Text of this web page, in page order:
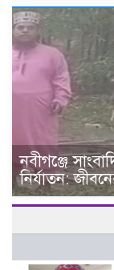
নবীগঞ্জে
নির্যাতন: